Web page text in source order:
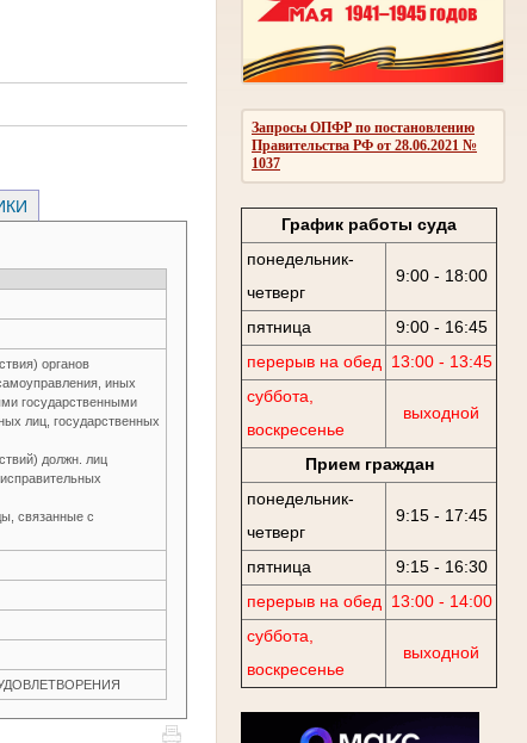
Запросы ОПФР по постановлению
Правительства РФ от 28.06.2021 №
1037
График работы суда
понедельник-
четверг
9:00 - 18:00
пятница
9:00 - 16:45
перерыв на обед 13:00 - 13:45
суббота,
воскресенье
выходной
Прием граждан
понедельник-
четверг
9:15 - 17:45
пятница
9:15 - 16:30
перерыв на обед 13:00 - 14:00
суббота,
воскресенье
выходной
органов
иных
государственными
лиц, государственных
должн. лиц
связанные с
УДОВЛЕТВОРЕНИЯ